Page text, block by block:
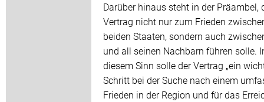
Darüber hinaus steht in der Präambel,
Vertrag nicht nur zum Frieden
beiden Staaten, sondern auch
und all seinen Nachbarn führen solle.
diesem Sinn solle der Vertrag „ein
Schritt bei der Suche nach einem
Frieden in der Region und für das